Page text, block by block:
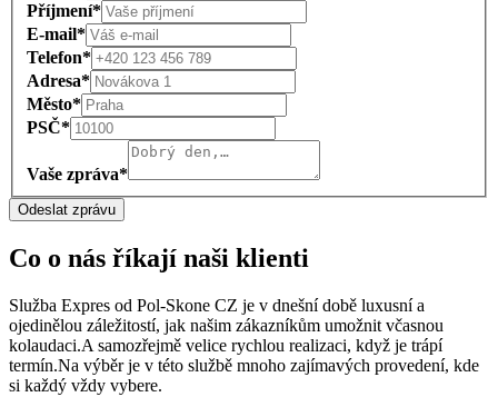
Příjmení*
E-mail*
Telefon*
Adresa*
Město*
PSČ*
Vaše zpráva*
Odeslat zprávu
Co o nás říkají naši klienti
Služba Expres od Pol-Skone CZ je v dnešní době luxusní a
ojedinělou záležitostí, jak našim zákazníkům umožnit včasnou
kolaudaci.A samozřejmě velice rychlou realizaci, když je trápí
termín.Na výběr je v této službě mnoho zajímavých provedení, kde
si každý vždy vybere.